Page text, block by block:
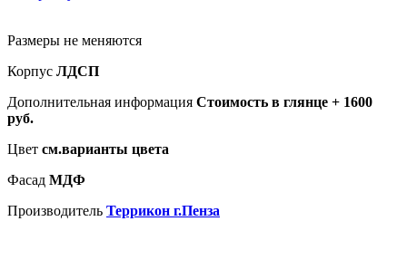
Размеры не меняются
Корпус ЛДСП
Дополнительная информация Стоимость в глянце + 1600
руб.
Цвет см.варианты цвета
Фасад МДФ
Производитель Террикон г.Пенза